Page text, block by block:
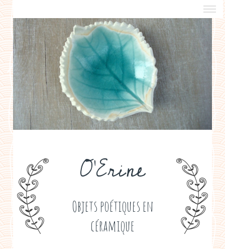
O'Erine
Objets poétiques en
céramique
a propos
boutiques de créateurs
contact
politique de confidentialité